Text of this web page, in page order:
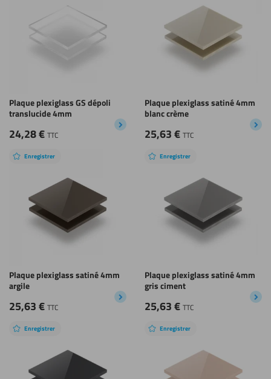
Plaque plexiglass GS dépoli
translucide 4mm
24,28€ TTC
Plaque plexiglass satiné 4mm
blanc crème
25,63€ TTC
Enregistrer
Plaque plexiglass satiné 4mm
argile
25,63€ TTC
Enregistrer
Plaque plexiglass satiné 4mm
gris ciment
25,63€ TTC
Enregistrer Enregistrer